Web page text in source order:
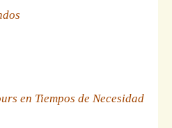
en Tiempos de Necesidad